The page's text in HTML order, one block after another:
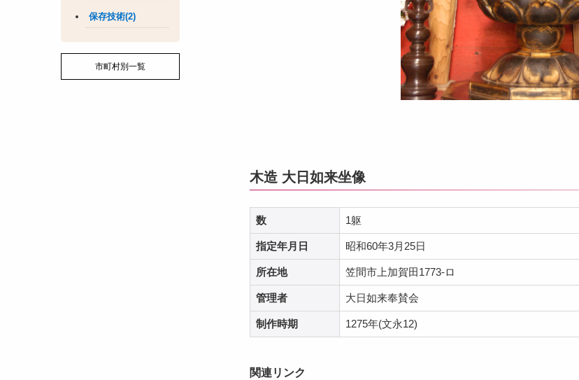
保存技術(2)
市町村別一覧
木造 大日如来坐像
数 1躯
指定年月日 昭和60年3月25日
所在地 笠間市上加賀田1773-ロ
管理者 大日如来奉賛会
制作時期 1275年(文永12)
関連リンク